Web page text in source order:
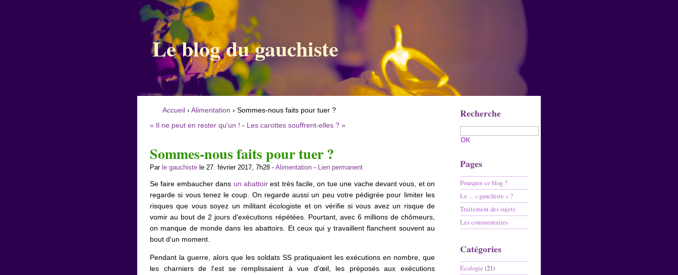
Le blog du gauchiste
Accueil › Alimentation › Sommes-nous faits pour tuer ?
« Il ne peut en rester qu'un ! - Les carottes souffrent-elles ? »
Sommes-nous faits pour tuer ?
Par le gauchiste le 27. février 2017, 7h28 - Alimentation - Lien permanent
Se faire embaucher dans un abattoirest très facile, on tue une vache devant vous, et on
regarde si vous tenez le coup. On regarde aussi un peu votre pédigrée pour limiter les
risques que vous soyez un militant écologiste et on vérifie si vous avez un risque de
vomir au bout de 2 jours d'exécutions répétées. Pourtant, avec 6 millions de chômeurs,
on manque de monde dans les abattoirs. Et ceux qui y travaillent flanchent souvent au
bout d'un moment.
Pendant la guerre, alors que les soldats SS pratiquaient les exécutions en nombre, que
les charniers de l'est se remplissaient à vue d'œil, les préposés aux exécutions
Recherche
Pages
Pourquoi ce blog ?
Le ... « gauchiste » ?
Traitement des sujets
Les commentaires
Catégories
Écologie (21)